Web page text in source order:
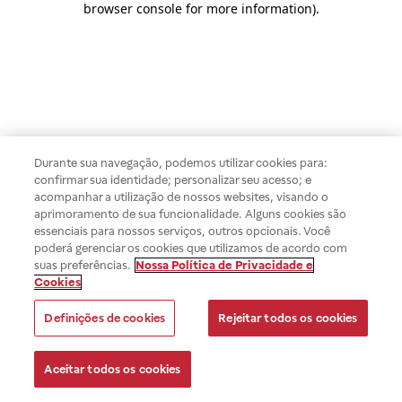
browser console for more information).
Durante sua navegação, podemos utilizar cookies para:
confirmar sua identidade; personalizar seu acesso; e
acompanhar a utilização de nossos websites, visando o
aprimoramento de sua funcionalidade. Alguns cookies são
essenciais para nossos serviços, outros opcionais. Você
poderá gerenciar os cookies que utilizamos de acordo com
suas preferências. Nossa Política de Privacidade e
Cookies
Definições de cookies Rejeitar todos os cookies
Aceitar todos os cookies